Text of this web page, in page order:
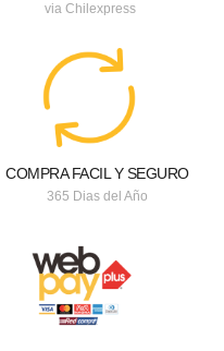
via Chilexpress
COMPRA FACIL Y SEGURO
365 Dias del Año